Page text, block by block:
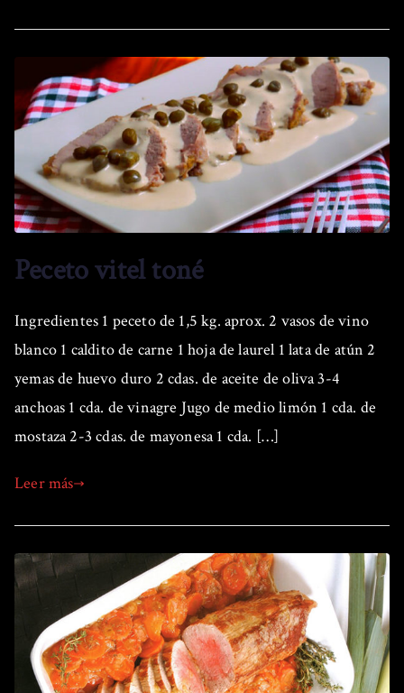
Peceto vitel toné
Ingredientes 1 peceto de 1,5 kg. aprox. 2 vasos de vino
blanco 1 caldito de carne 1 hoja de laurel 1 lata de atún 2
yemas de huevo duro 2 cdas. de aceite de oliva 3-4
anchoas 1 cda. de vinagre Jugo de medio limón 1 cda. de
mostaza 2-3 cdas. de mayonesa 1 cda. […]
Leer más